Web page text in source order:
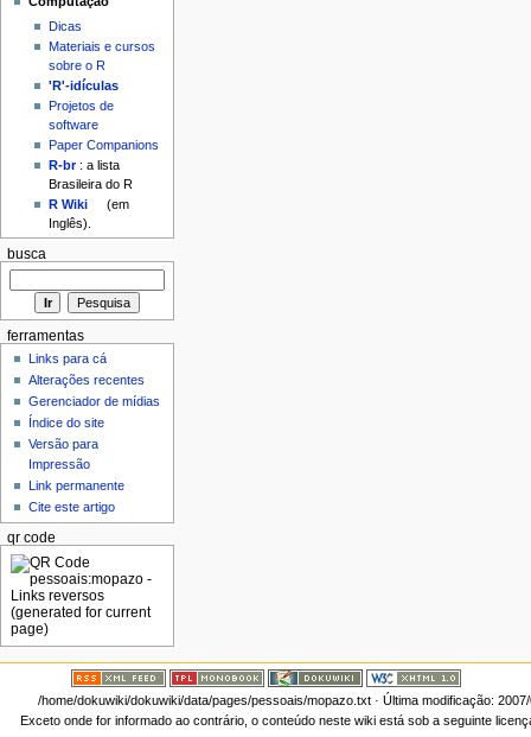
Dicas
Materiais e cursos
sobre o R
'R'-idículas
Projetos de
software
Paper Companions
R-br: a lista
Brasileira do R
R Wiki
(em
Inglês).
busca
ferramentas
Links para cá
Alterações recentes
Gerenciador de mídias
Índice do site
Versão para
Impressão
Link permanente
Cite este artigo
qr code
/home/dokuwiki/dokuwiki/data/pages/pessoais/mopazo.txt· Última modificação:
Exceto onde for informado ao contrário, o conteúdo neste wiki está sob a seguinte